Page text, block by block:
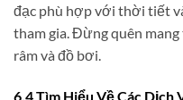
đạc phù hợp với thời tiết
tham gia. Đừng quên
râm và đồ bơi.
6.4 Tìm Hiểu Về Các Dịch